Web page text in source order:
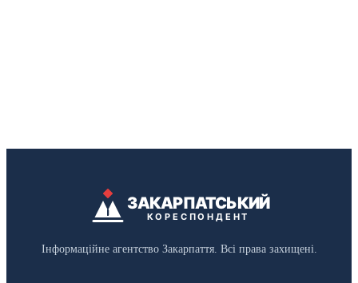
ЗАКАРПАТСЬКИЙ
КОРЕСПОНДЕНТ
Інформаційне агентство Закарпаття. Всі права захищені.